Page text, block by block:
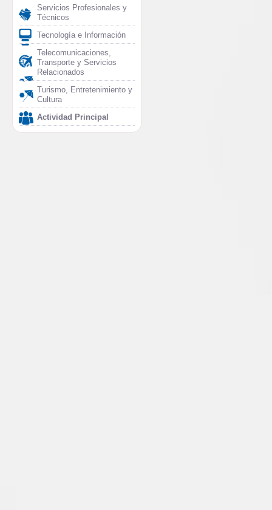
Servicios Profesionales y
Técnicos
Tecnología e Información
Telecomunicaciones,
Transporte y Servicios
Relacionados
Turismo, Entretenimiento y
Cultura
Actividad Principal